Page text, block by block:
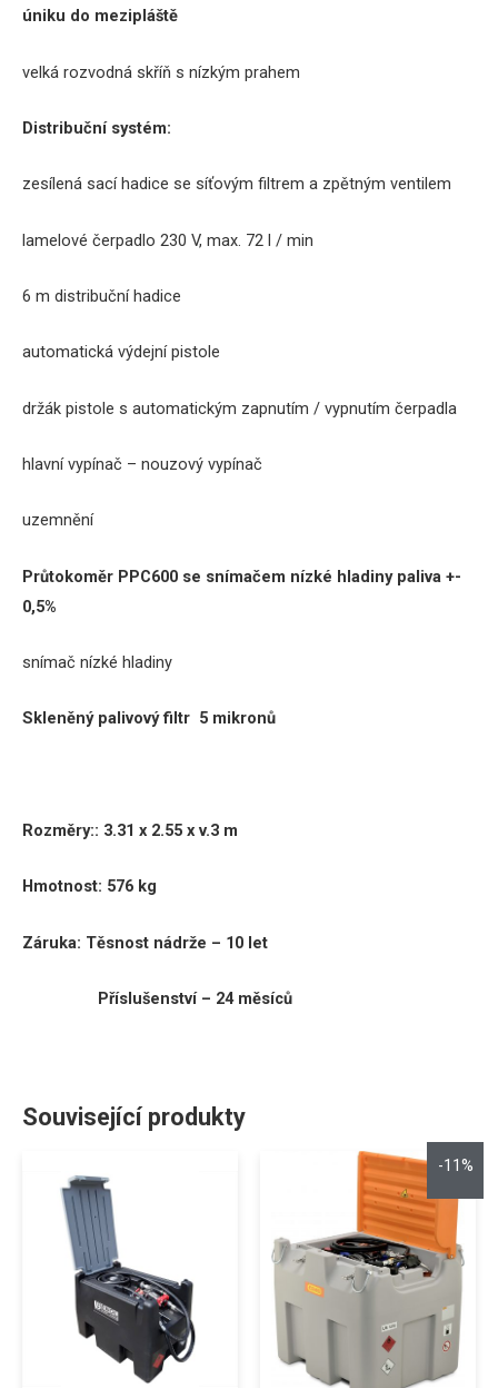
úniku do mezipláště
velká rozvodná skříň s nízkým prahem
Distribuční systém:
zesílená sací hadice se síťovým filtrem a zpětným ventilem
lamelové čerpadlo 230 V, max. 72 l / min
6 m distribuční hadice
automatická výdejní pistole
držák pistole s automatickým zapnutím / vypnutím čerpadla
hlavní vypínač – nouzový vypínač
uzemnění
Průtokoměr PPC600 se snímačem nízké hladiny paliva +-
0,5%
snímač nízké hladiny
Skleněný palivový filtr 5 mikronů
Rozměry:: 3.31 x 2.55 x v.3 m
Hmotnost: 576 kg
Záruka: Těsnost nádrže – 10 let
Příslušenství – 24 měsíců
Související produkty
-11%